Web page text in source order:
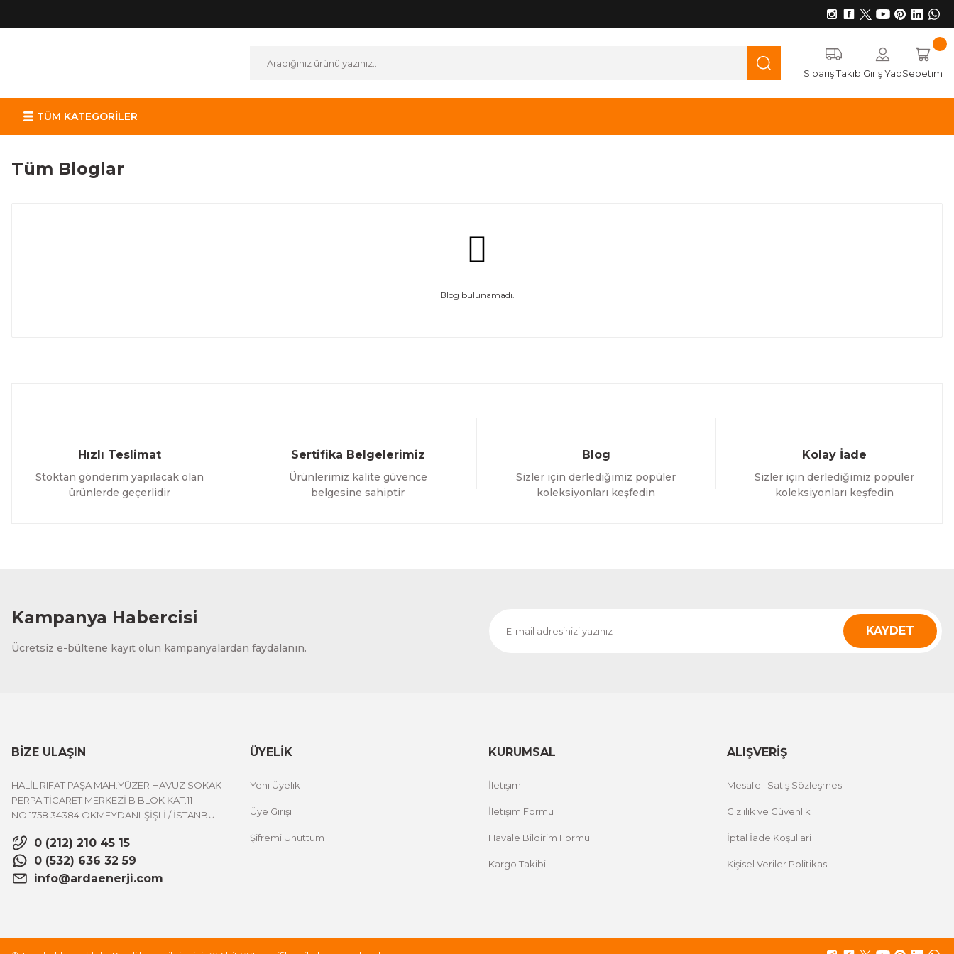
Sipariş TakibiGiriş YapSepetim
TÜM KATEGORİLER
Tüm Bloglar
Blog bulunamadı.
Hızlı Teslimat
Stoktan gönderim yapılacak olan
ürünlerde geçerlidir
Sertifika Belgelerimiz
Ürünlerimiz kalite güvence
belgesine sahiptir
Blog
Sizler için derlediğimiz popüler
koleksiyonları keşfedin
Kolay İade
Sizler için derlediğimiz popüler
koleksiyonları keşfedin
Kampanya Habercisi
Ücretsiz e-bültene kayıt olun kampanyalardan faydalanın.
KAYDET
BİZE ULAŞIN
HALİL RIFAT PAŞA MAH.YÜZER HAVUZ SOKAK
PERPA TİCARET MERKEZİ B BLOK KAT:11
NO:1758 34384 OKMEYDANI-ŞİŞLİ / İSTANBUL
0 (212) 210 45 15
0 (532) 636 32 59
info@ardaenerji.com
ÜYELİK
Yeni Üyelik
Üye Girişi
Şifremi Unuttum
KURUMSAL
İletişim
İletişim Formu
Havale Bildirim Formu
Kargo Takibi
ALIŞVERİŞ
Mesafeli Satış Sözleşmesi
Gizlilik ve Güvenlik
İptal İade Koşullari
Kişisel Veriler Politikası